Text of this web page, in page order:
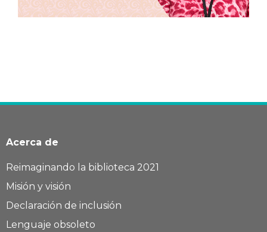
Acerca de
Reimaginando la biblioteca 2021
Misión y visión
Declaración de inclusión
Lenguaje obsoleto